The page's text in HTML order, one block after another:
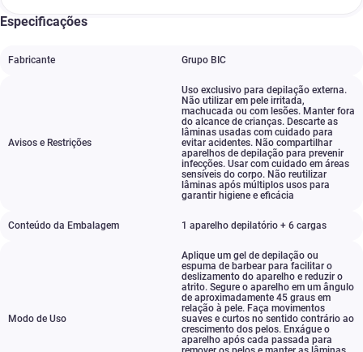
Especificações
Fabricante Grupo BIC
Avisos e Restrições
Uso exclusivo para depilação externa.
Não utilizar em pele irritada,
machucada ou com lesões. Manter fora
do alcance de crianças. Descarte as
lâminas usadas com cuidado para
evitar acidentes. Não compartilhar
aparelhos de depilação para prevenir
infecções. Usar com cuidado em áreas
sensíveis do corpo. Não reutilizar
lâminas após múltiplos usos para
garantir higiene e eficácia
Conteúdo da Embalagem 1 aparelho depilatório + 6 cargas
Modo de Uso
Aplique um gel de depilação ou
espuma de barbear para facilitar o
deslizamento do aparelho e reduzir o
atrito. Segure o aparelho em um ângulo
de aproximadamente 45 graus em
relação à pele. Faça movimentos
suaves e curtos no sentido contrário ao
crescimento dos pelos. Enxágue o
aparelho após cada passada para